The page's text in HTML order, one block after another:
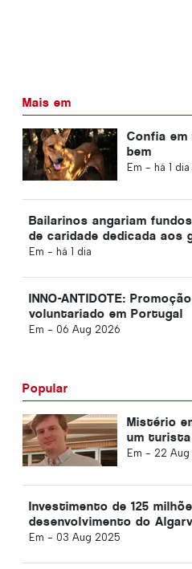
Mais em
Confia
bem
Em - há 1 dia
Bailarinos angariam
de caridade dedicada aos
Em - há 1 dia
INNO-ANTIDOTE:
voluntariado em Portugal
Em - 06 Aug 2026
Popular
Mistério
um turista
Em - 22
Investimento de 125
desenvolvimento do
Em - 03 Aug 2025